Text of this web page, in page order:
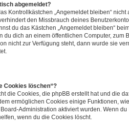
abgemeldet?
Kontrollkästchen „Angemeldet bleiben“
den Missbrauch deines
du das Kästchen „Angemeldet bleiben“
du dich an einem öffentlichen Computer, zum
nicht zur Verfügung steht, dann wurde sie
Cookies löschen“?
die Cookies, die phpBB erstellt hat und die
ermöglichen Cookies einige Funktionen,
Administration aktiviert wurden. Wenn
wenn du die Cookies löscht.